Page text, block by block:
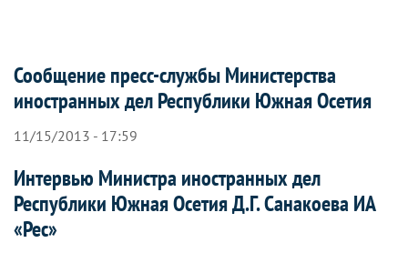
Сообщение пресс-службы Министерства
иностранных дел Республики Южная Осетия
11/15/2013 - 17:59
Интервью Министра иностранных дел
Республики Южная Осетия Д.Г. Санакоева ИА
«Рес»